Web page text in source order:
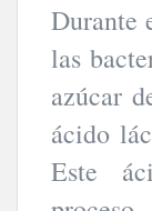
Durante
las
azúcar
ácido
Este